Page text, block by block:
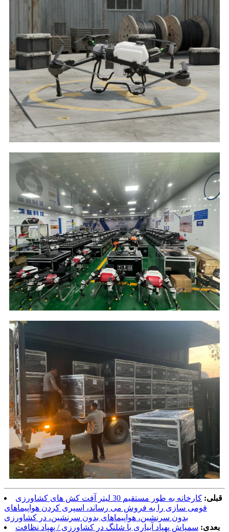
قبلی:
کارخانه به طور مستقیم 30 لیتر آفت کش های کشاورزی
فومی سازی را به فروش می رساند، اسپری کردن هواپیماهای
بدون سرنشین، هواپیماهای بدون سرنشین، در کشاورزی
بعدی: سمپاش پهپاد آبیاری با شلنگ در کشاورزی / پهپاد نظافت